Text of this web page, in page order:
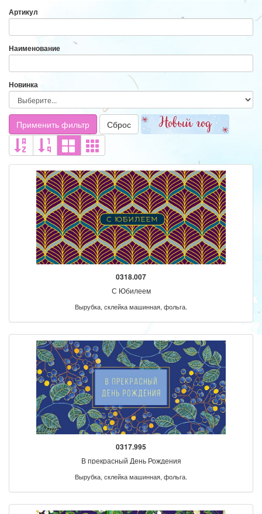
Артикул
Наименование
Новинка
Применить фильтр Сброс
0318.007
С Юбилеем
Вырубка, склейка машинная, фольга.
0317.995
В прекрасный День Рождения
Вырубка, склейка машинная, фольга.